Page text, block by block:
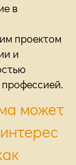
в
проектом
и
может